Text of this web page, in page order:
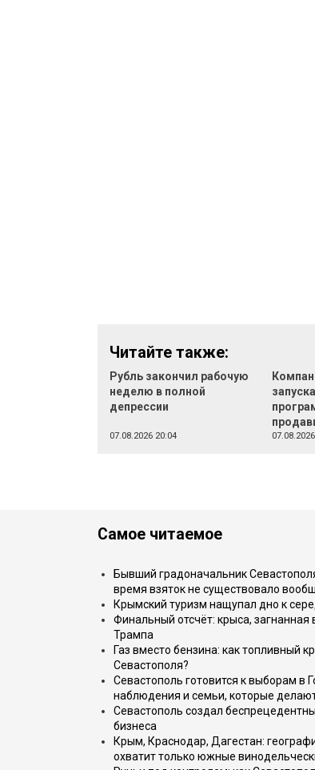
Читайте также:
Рубль закончил рабочую
неделю в полной
депрессии
07.08.2026 20:04
Самое читаемое
Бывший градоначальник
время взяток не существовало
Крымский туризм нащупал дно к
Финальный отсчёт: крыса,
Трампа
Газ вместо бензина: как топливный
Севастополя?
Севастополь готовится к выборам в
наблюдения и семьи, которые
Севастополь создал
бизнеса
Крым, Краснодар, Дагестан:
охватит только южные